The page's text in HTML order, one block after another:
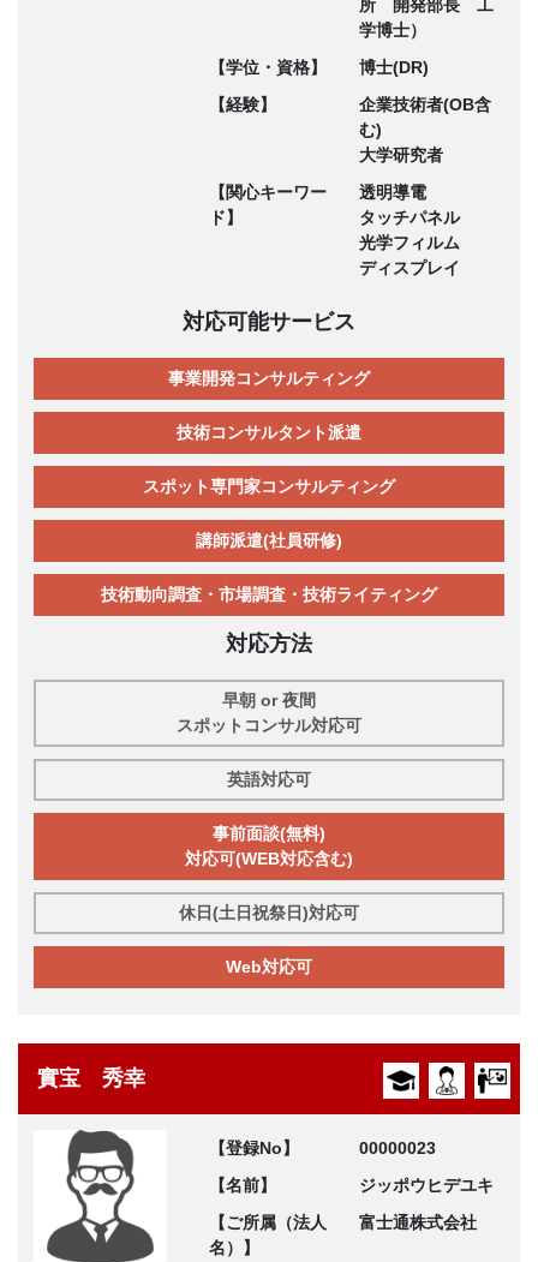
所 開発部長 工
学博士）
【学位・資格】
博士(DR)
【経験】
企業技術者(OB含
む)
大学研究者
【関心キーワー
ド】
透明導電
タッチパネル
光学フィルム
ディスプレイ
対応可能サービス
事業開発コンサルティング
技術コンサルタント派遣
スポット専門家コンサルティング
講師派遣(社員研修)
技術動向調査・市場調査・技術ライティング
対応方法
早朝 or 夜間
スポットコンサル対応可
英語対応可
事前面談(無料)
対応可(WEB対応含む)
休日(土日祝祭日)対応可
Web対応可
實宝 秀幸
【登録No】
00000023
【名前】
ジッポウヒデユキ
【ご所属（法人
名）】
富士通株式会社